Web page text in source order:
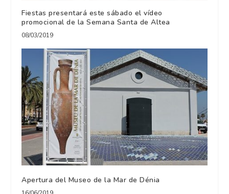
Fiestas presentará este sábado el vídeo
promocional de la Semana Santa de Altea
08/03/2019
Apertura del Museo de la Mar de Dénia